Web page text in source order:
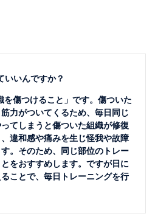
いいんですか？
傷つけること」です。傷ついた
力がついてくるため、毎日同じ
てしまうと傷ついた組織が修復
違和感や痛みを生じ怪我や故障
。そのため、同じ部位のトレー
をおすすめします。ですが日に
ことで、毎日トレーニングを行